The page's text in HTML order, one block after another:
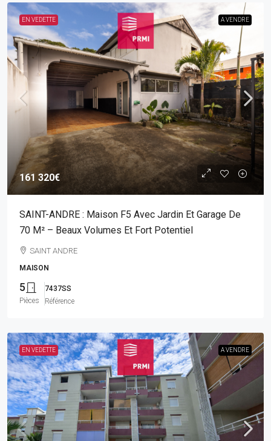
EN VEDETTE A VENDRE
161 320€
SAINT-ANDRE : Maison F5 Avec Jardin Et Garage De
70 M² – Beaux Volumes Et Fort Potentiel
SAINT ANDRE
MAISON
5
Pièces
7437SS
Référence
EN VEDETTE A VENDRE